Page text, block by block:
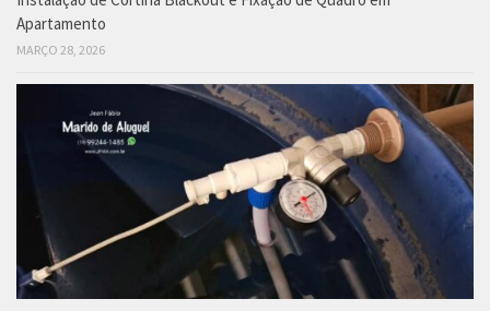
Apartamento
MARÇO 28, 2026